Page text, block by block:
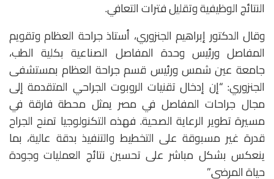
النتائج الوظيفية وتقليل فترات التعافي.
وقال الدكتور إبراهيم الجنزوري، أستاذ جراحة العظام وتقويم
المفاصل ورئيس وحدة المفاصل الصناعية بكلية الطب،
جامعة عين شمس ورئيس قسم جراحة العظام بمستشفى
الجنزوري: “إن إدخال تقنيات الروبوت الجراحي المتقدمة إلى
مجال جراحات المفاصل في مصر يمثل محطة فارقة في
مسيرة تطوير الرعاية الصحية. فهذه التكنولوجيا تمنح الجراح
قدرة غير مسبوقة على التخطيط والتنفيذ بدقة عالية، بما
ينعكس بشكل مباشر على تحسين نتائج العمليات وجودة
حياة المرضى.”